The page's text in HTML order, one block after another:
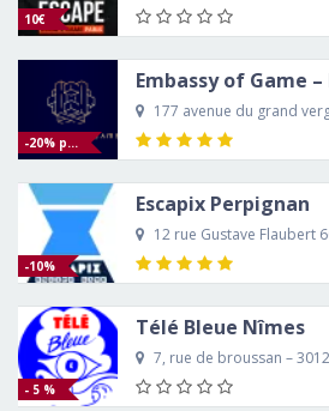
10€
-20% par porteur de la carte étudiant avec le code : HAPPYEOG
177 avenue du grand
-10%
Escapix Perpignan
12 rue Gustave Flaubert
- 5 %
Télé Bleue Nîmes
7, rue de broussan –